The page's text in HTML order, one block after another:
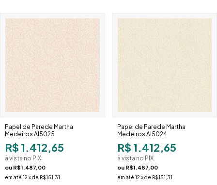
Papel de Parede Martha
Medeiros AI5025
R$ 1.412,65
à vista no PIX
ou R$1.487,00
em até 12 x de R$151,31
Papel de Parede Martha
Medeiros AI5024
R$ 1.412,65
à vista no PIX
ou R$1.487,00
em até 12 x de R$151,31